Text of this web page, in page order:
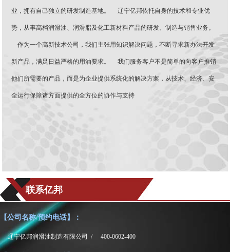
业，拥有自己独立的研发制造基地。 辽宁亿邦依托自身的技术和专业优
势，从事高档润滑油、润滑脂及化工新材料产品的研发、制造与销售业务。
作为一个高新技术公司，我们主张用知识解决问题，不断寻求新办法开发
新产品，满足日益严格的用油要求。 我们服务客户不是简单的向客户推销
他们所需要的产品，而是为企业提供系统化的解决方案，从技术、经济、安
全运行保障诸方面提供的全方位的协作与支持
联系亿邦
【公司名称/预约电话】：
辽宁亿邦润滑油制造有限公司 / 400-0602-400